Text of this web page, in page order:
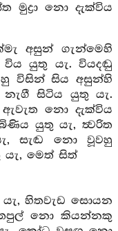
මුද්‍රා නො දැක්විය
අසුන් ගැන්මෙහි
යුතු යැ. වියදඬු
විසින් සිය අසුන්හි
සිටිය යුතු යැ.
නො දැක්විය
යුතු යැ, ත්‍වරිත
සැඬ නො වූවහු
මෙත් සිත්
හිතවැඩ සොයන
නො කියන්නකු